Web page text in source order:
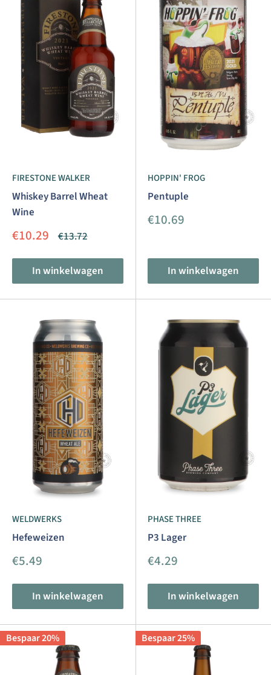
FIRESTONE WALKER
Whiskey Barrel Wheat
Wine
Aanbiedingsprijs
€10.29 Normale
€13.72
In winkelwagen
HOPPIN' FROG
Pentuple
Aanbiedingsprijs
€10.69
In winkelwagen
WELDWERKS
Hefeweizen
Aanbiedingsprijs
€5.49
In winkelwagen
PHASE THREE
P3 Lager
Aanbiedingsprijs
€4.29
In winkelwagen
Bespaar 20% Bespaar 25%